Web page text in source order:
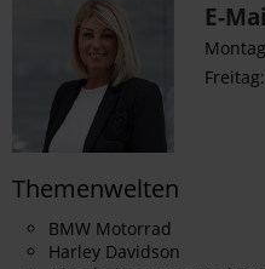
E-
Themenwelten
BMW Motorrad
Harley Davidson